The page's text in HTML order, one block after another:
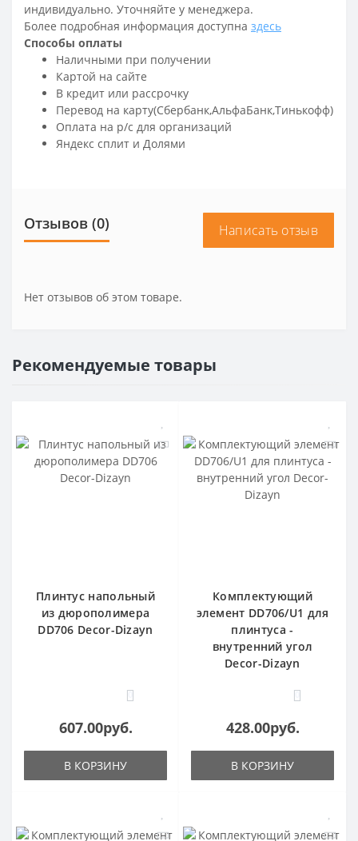
индивидуально. Уточняйте у менеджера.
Более подробная информация доступна здесь
Способы оплаты
Наличными при получении
Картой на сайте
В кредит или рассрочку
Перевод на карту(Сбербанк,АльфаБанк,Тинькофф)
Оплата на р/c для организаций
Яндекс сплит и Долями
Отзывов (0) Написать отзыв
Нет отзывов об этом товаре.
Рекомендуемые товары
Плинтус напольный
из дюрополимера
DD706 Decor-Dizayn
0
607.00руб.
В КОРЗИНУ
Комплектующий
элемент DD706/U1 для
плинтуса -
внутренний угол
Decor-Dizayn
0
428.00руб.
В КОРЗИНУ